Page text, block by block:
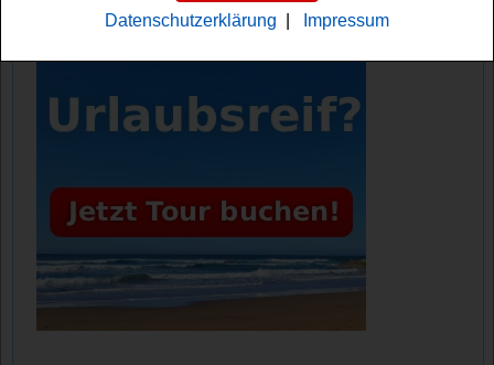
Datenschutzerklärung Impressum